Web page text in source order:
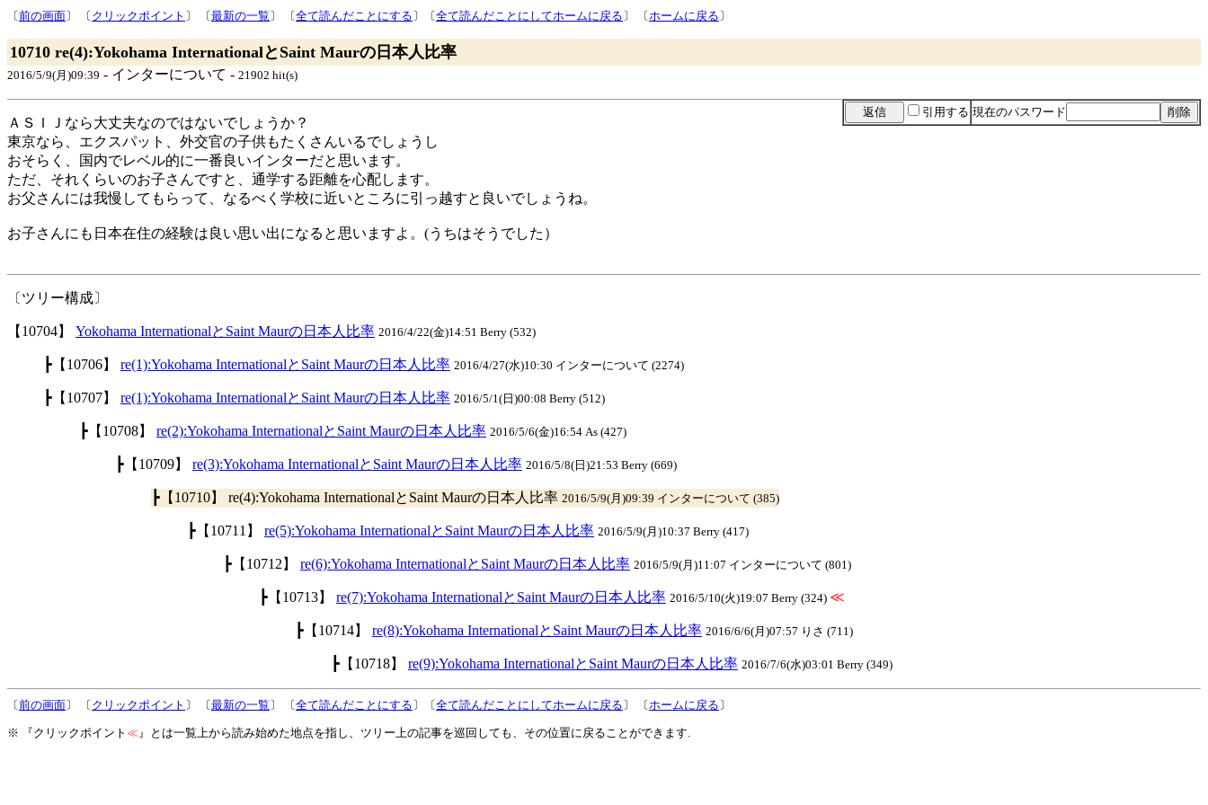
〔前の画面〕 〔 クリックポイント 〕 〔最新の一覧 〕 〔全て読んだことにする 〕〔全て読んだことにしてホームに戻る 〕 〔ホームに戻る 〕
10710 re(4):Yokohama InternationalとSaint Maurの日本人比率
2016/5/9(月)09:39 - インターについて - 21902 hit(s)
引用する 現在のパスワード
ＡＳＩＪなら大丈夫なのではないでしょうか？
東京なら、エクスパット、外交官の子供もたくさんいるでしょうし
おそらく、国内でレベル的に一番良いインターだと思います。
ただ、それくらいのお子さんですと、通学する距離を心配します。
お父さんには我慢してもらって、なるべく学校に近いところに引っ越すと良いでしょうね。
お子さんにも日本在住の経験は良い思い出になると思いますよ。(うちはそうでした）
〔ツリー構成〕
【10704】 Yokohama InternationalとSaint Maurの日本人比率 2016/4/22(金)14:51 Berry (532)
┣【10706】 re(1):Yokohama InternationalとSaint Maurの日本人比率 2016/4/27(水)10:30 インターについて (2274)
┣【10707】 re(1):Yokohama InternationalとSaint Maurの日本人比率 2016/5/1(日)00:08 Berry (512)
┣【10708】 re(2):Yokohama InternationalとSaint Maurの日本人比率 2016/5/6(金)16:54 As (427)
┣【10709】 re(3):Yokohama InternationalとSaint Maurの日本人比率 2016/5/8(日)21:53 Berry (669)
┣【10710】 re(4):Yokohama InternationalとSaint Maurの日本人比率 2016/5/9(月)09:39 インターについて (385)
┣【10711】 re(5):Yokohama InternationalとSaint Maurの日本人比率 2016/5/9(月)10:37 Berry (417)
┣【10712】 re(6):Yokohama InternationalとSaint Maurの日本人比率 2016/5/9(月)11:07 インターについて (801)
┣【10713】 re(7):Yokohama InternationalとSaint Maurの日本人比率 2016/5/10(火)19:07 Berry (324) ≪
┣【10714】 re(8):Yokohama InternationalとSaint Maurの日本人比率 2016/6/6(月)07:57 りさ (711)
┣【10718】 re(9):Yokohama InternationalとSaint Maurの日本人比率 2016/7/6(水)03:01 Berry (349)
〔前の画面〕 〔 クリックポイント 〕 〔最新の一覧 〕 〔全て読んだことにする 〕〔全て読んだことにしてホームに戻る 〕 〔ホームに戻る 〕
※ 『クリックポイント ≪』とは一覧上から読み始めた地点を指し、ツリー上の記事を巡回しても、その位置に戻ることができます.